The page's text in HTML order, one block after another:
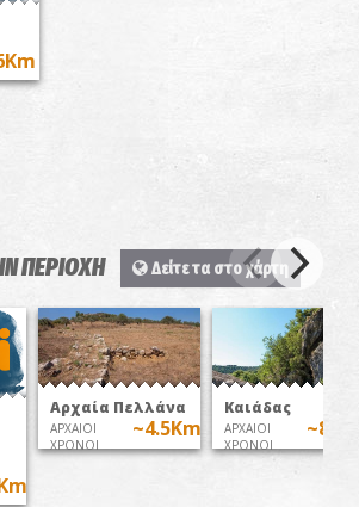
ΠΕΡΙΟΧΗ Δείτε τα στο χάρτη
Αρχαία Πελλάνα
ΑΡΧΑΙΟΙ
ΧΡΟΝΟΙ
~4.5Km
Καιάδας
ΑΡΧΑΙΟΙ
ΧΡΟΝΟΙ